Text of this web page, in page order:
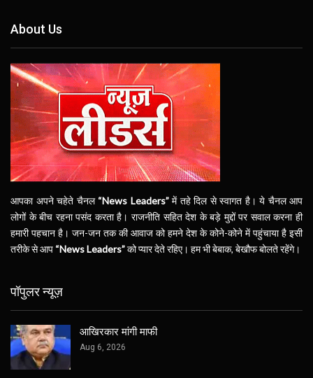
About Us
आपका अपने चहेते चैनल “News Leaders”में तहे दिल से स्वागत है। ये चैनल आप
लोगों के बीच रहना पसंद करता है। राजनीति सहित देश के बड़े मुद्दों पर सवाल करना ही
हमारी पहचान है। जन-जन तक की आवाज को हमने देश के कोने-कोने में पहुंचाया है इसी
तरीके से आप “News Leaders”को प्यार देते रहिए। हम भी बेबाक, बेखौफ बोलते रहेंगे।
पॉपुलर न्यूज़
आखिरकार मांगी माफी
Aug 6, 2026